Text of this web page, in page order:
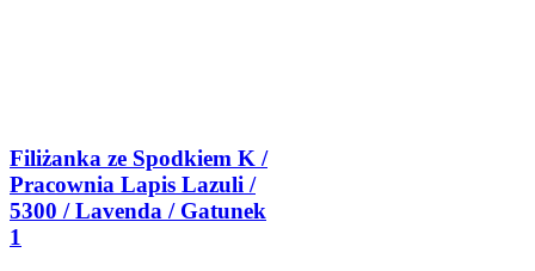
Filiżanka ze Spodkiem K /
Pracownia Lapis Lazuli /
5300 / Lavenda / Gatunek
1